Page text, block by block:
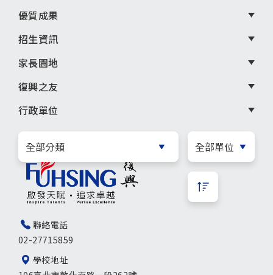
聯絡電話
02-27715859
學校地址
優質成果
招生資訊
家長園地
復興之友
行政單位